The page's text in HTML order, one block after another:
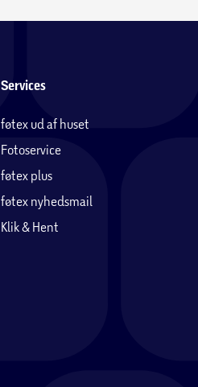
Services
føtex ud af huset
Fotoservice
føtex plus
føtex nyhedsmail
Klik & Hent